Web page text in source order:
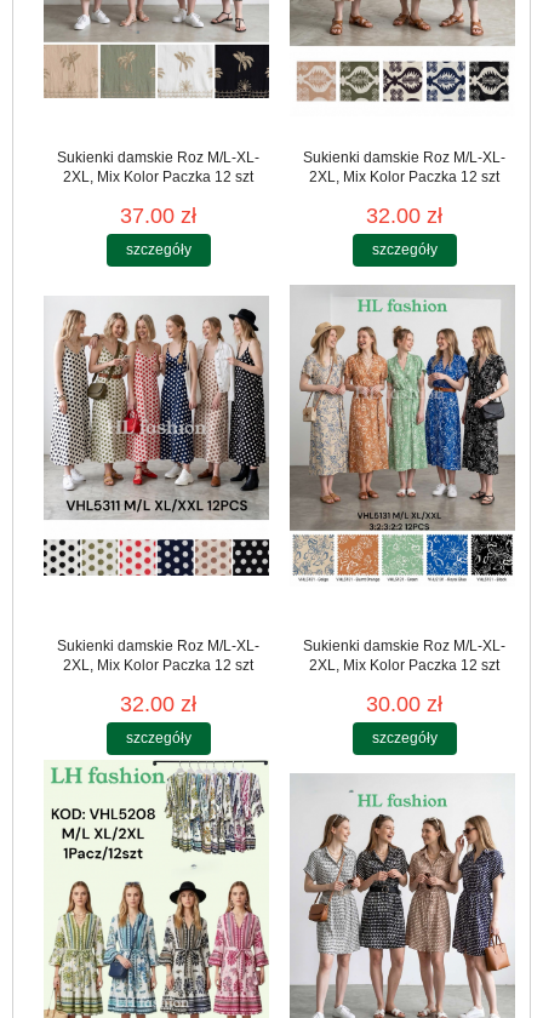
Sukienki damskie Roz M/L-XL-
2XL, Mix Kolor Paczka 12 szt
37.00 zł
szczegóły
Sukienki damskie Roz M/L-XL-
2XL, Mix Kolor Paczka 12 szt
32.00 zł
szczegóły
Sukienki damskie Roz M/L-XL-
2XL, Mix Kolor Paczka 12 szt
32.00 zł
szczegóły
Sukienki damskie Roz M/L-XL-
2XL, Mix Kolor Paczka 12 szt
30.00 zł
szczegóły